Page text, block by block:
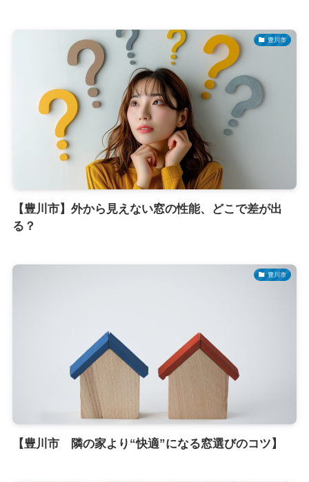
豊川市
【豊川市】外から見えない窓の性能、どこで差が出
る？
豊川市
【豊川市 隣の家より“快適”になる窓選びのコツ】